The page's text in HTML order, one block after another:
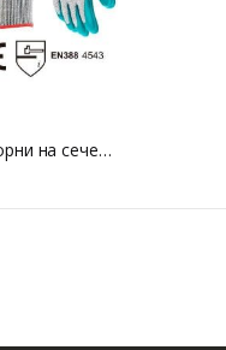
Ракавици отпорни на сечење